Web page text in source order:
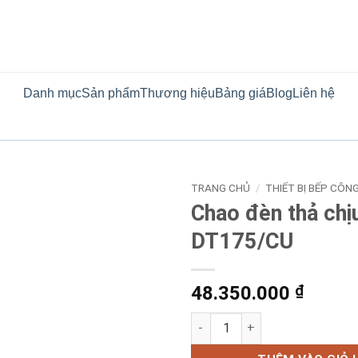
Danh mụcSản phẩmThương hiệuBảng giáBlog Liên hệ
TRANG CHỦ / THIẾT BỊ BẾP
Chao đèn thả
DT175/CU
48.350.000 ₫
Chao đèn thả chịu nhiệt